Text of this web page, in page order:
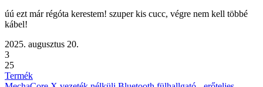
úú ezt már régóta kerestem! szuper kis cucc, végre nem kell többé
kábel!
2025. augusztus 20.
3
25
Termék